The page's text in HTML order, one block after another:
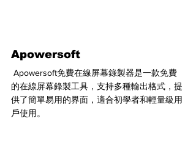
Apowersoft
的在線屏幕錄製工具，支持多種輸出格式，提
供了簡單易用的界面，適合初學者和輕量級用
戶使用。